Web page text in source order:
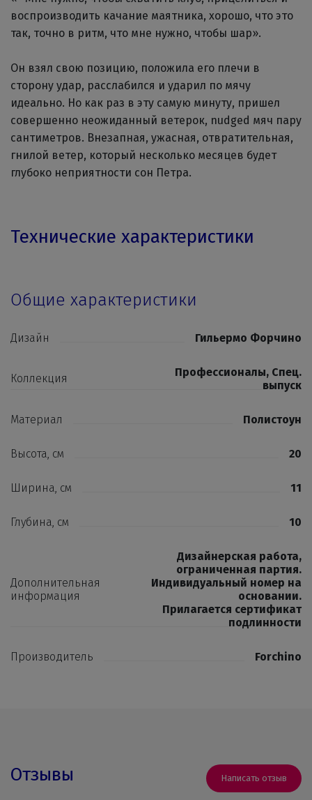
воспроизводить качание маятника, хорошо, что это
так, точно в ритм, что мне нужно, чтобы шар».
Он взял свою позицию, положила его плечи в
сторону удар, расслабился и ударил по мячу
идеально. Но как раз в эту самую минуту, пришел
совершенно неожиданный ветерок, nudged мяч пару
сантиметров. Внезапная, ужасная, отвратительная,
гнилой ветер, который несколько месяцев будет
глубоко неприятности сон Петра.
Технические характеристики
Общие характеристики
Дизайн Гильермо Форчино
Коллекция
Профессионалы, Спец.
выпуск
Материал Полистоун
Высота, см 20
Ширина, см 11
Глубина, см 10
Дополнительная
информация
Дизайнерская работа,
ограниченная партия.
Индивидуальный номер на
основании.
Прилагается сертификат
подлинности
Производитель Forchino
Отзывы Написать отзыв